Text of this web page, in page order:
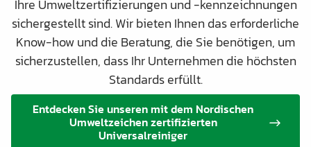
Ihre Umweltzertifizierungen und -kennzeichnungen
sichergestellt sind. Wir bieten Ihnen das erforderliche
Know-how und die Beratung, die Sie benötigen, um
sicherzustellen, dass Ihr Unternehmen die höchsten
Standards erfüllt.
Entdecken Sie unseren mit dem Nordischen
Umweltzeichen zertifizierten
Universalreiniger